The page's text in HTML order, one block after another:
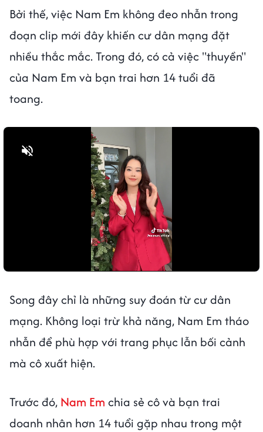
Bởi thế, việc Nam Em không đeo nhẫn trong
đoạn clip mới đây khiến cư dân mạng đặt
nhiều thắc mắc. Trong đó, có cả việc "thuyền"
của Nam Em và bạn trai hơn 14 tuổi đã
toang.
Song đây chỉ là những suy đoán từ cư dân
mạng. Không loại trừ khả năng, Nam Em tháo
nhẫn để phù hợp với trang phục lẫn bối cảnh
mà cô xuất hiện.
Trước đó, Nam Em chia sẻ cô và bạn trai
doanh nhân hơn 14 tuổi gặp nhau trong một